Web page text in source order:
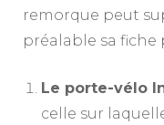
remorque peut
préalable sa fiche
Le porte-vélo
celle sur